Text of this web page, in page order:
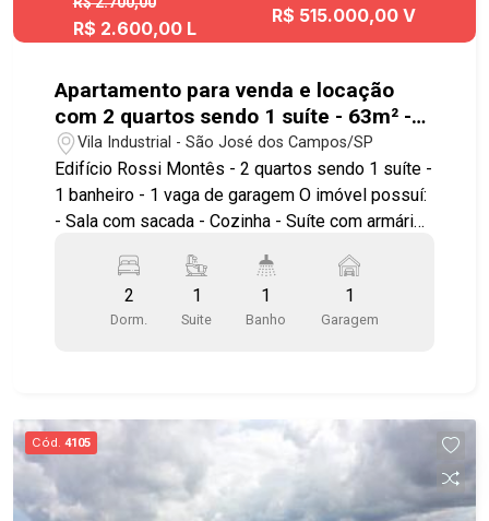
R$ 2.600,00 L
R$ 515.000,00 V
Apartamento para venda e locação
com 2 quartos sendo 1 suíte - 63m² -
No bairro Vila Industrial - SJC
Vila Industrial - São José dos Campos/SP
Edifício Rossi Montês - 2 quartos sendo 1 suíte -
1 banheiro - 1 vaga de garagem O imóvel possuí:
- Sala com sacada - Cozinha - Suíte com armário
Banheiros com box Apartamento em andar alto
com vista eterna para Serra da Mantiqueira.
Condomínio com: - Piscina semi olímpica -
horas - Vagas de visitantes Agende sua visita!!!
#imobiliária #geracaoimoveis
#aptoparaalugarsjc #aptoparalocação
#vilaindustrial #aptovenda #aptovendaSJC
2
Dorm.
1
Suite
1
Banho
1
Garagem
Cód. 4105